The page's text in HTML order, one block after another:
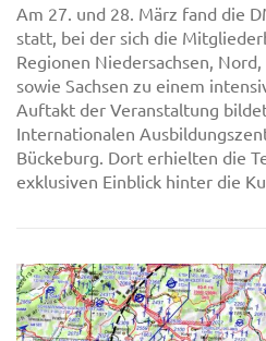
Am 27. und 28. März fand die
statt, bei der sich die
Regionen Niedersachsen,
sowie Sachsen zu einem
Auftakt der Veranstaltung
Internationalen
Bückeburg. Dort erhielten die
exklusiven Einblick hinter die